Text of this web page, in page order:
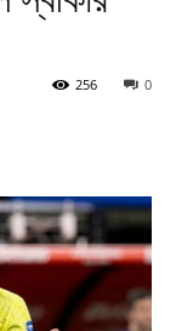
0
256